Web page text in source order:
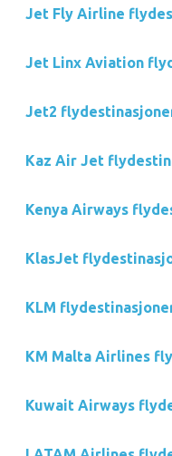
Jet Fly Airline
Jet Linx Aviation
Jet2
Kaz Air Jet
Kenya Airways
KlasJet
KLM
KM Malta Airlines
Kuwait Airways